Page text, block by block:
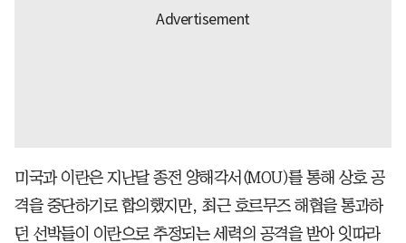
미국과 이란은 지난달 종전 양해각서(MOU)를 통해 상호 공
격을 중단하기로 합의했지만, 최근 호르무즈 해협을 통과하
던 선박들이 이란으로 추정되는 세력의 공격을 받아 잇따라